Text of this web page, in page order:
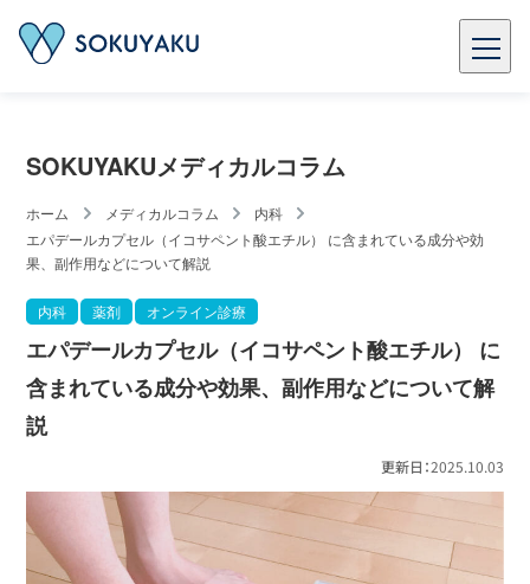
SOKUYAKUメディカルコラム
ホーム メディカルコラム
内科
エパデールカプセル（イコサペント酸エチル） に含まれている成分や効
果、副作用などについて解説
内科 薬剤 オンライン診療
エパデールカプセル（イコサペント酸エチル） に
含まれている成分や効果、副作用などについて解
説
更新日：2025.10.03